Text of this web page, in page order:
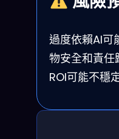
過度依賴AI
物安全和責任
ROI可能不穩